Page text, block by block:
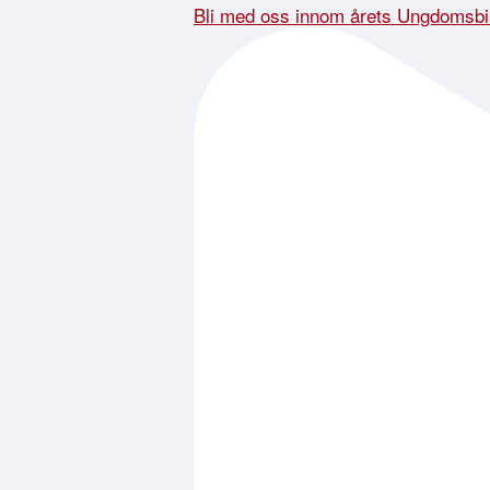
Bli med oss innom årets